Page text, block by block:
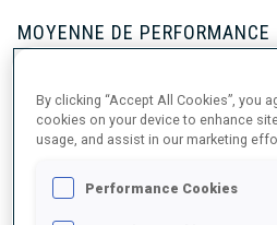
MOYENNE DE PERFORMANCE
RETARD SUR LE MEILLEUR
TIR COUCHÉ
By clicking “Accept All Cookies”, you
cookies on your device to enhance
usage, and assist in our marketing
Performance Cookies